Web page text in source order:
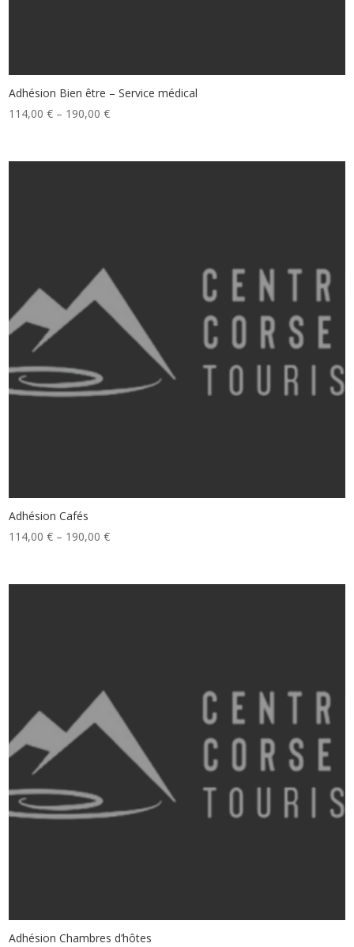
Adhésion Bien être – Service médical
114,00€ – 190,00€
Adhésion Cafés
114,00€ – 190,00€
Adhésion Chambres d’hôtes